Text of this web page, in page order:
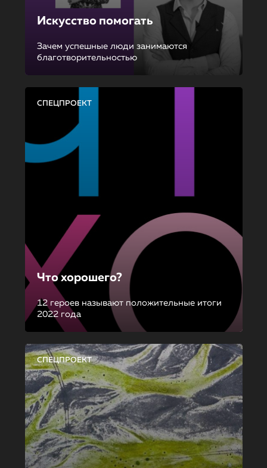
Искусство помогать
Зачем успешные люди занимаются
благотворительностью
СПЕЦПРОЕКТ
Что хорошего?
12 героев называют положительные итоги
2022 года
СПЕЦПРОЕКТ